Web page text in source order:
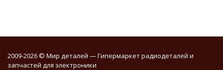
2009-2026 © Мир деталей — Гипермаркет радиодеталей и
запчастей для электроники